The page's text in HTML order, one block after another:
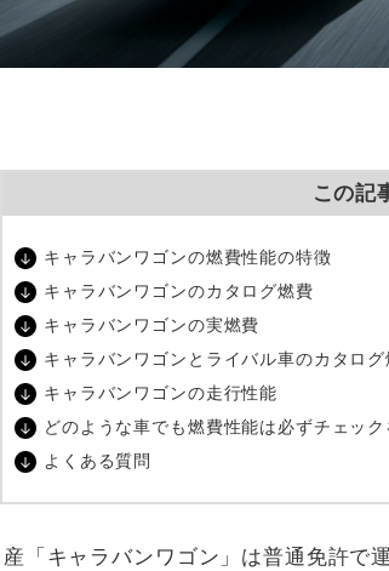
この記
キャラバンワゴンの燃費性能の特徴
キャラバンワゴンのカタログ燃費
キャラバンワゴンの実燃費
キャラバンワゴンとライバル車のカタロ
キャラバンワゴンの走行性能
どのような車でも燃費性能は必ずチェック
よくある質問
産「キャラバンワゴン」は普通免許で